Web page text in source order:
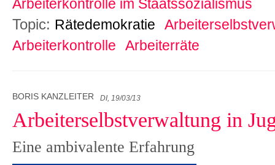
Arbeiterkontrolle im Staatssozialismus
Topic: Rätedemokratie
Arbeiterkontrolle
Arbeiterräte
BORIS KANZLEITER DI, 19/03/13
Arbeiterselbstverwaltung in
Eine ambivalente Erfahrung